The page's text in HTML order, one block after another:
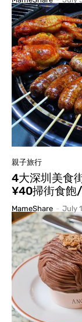
親子旅行
4大深圳美食
¥40掃街食飽
MameShare - July